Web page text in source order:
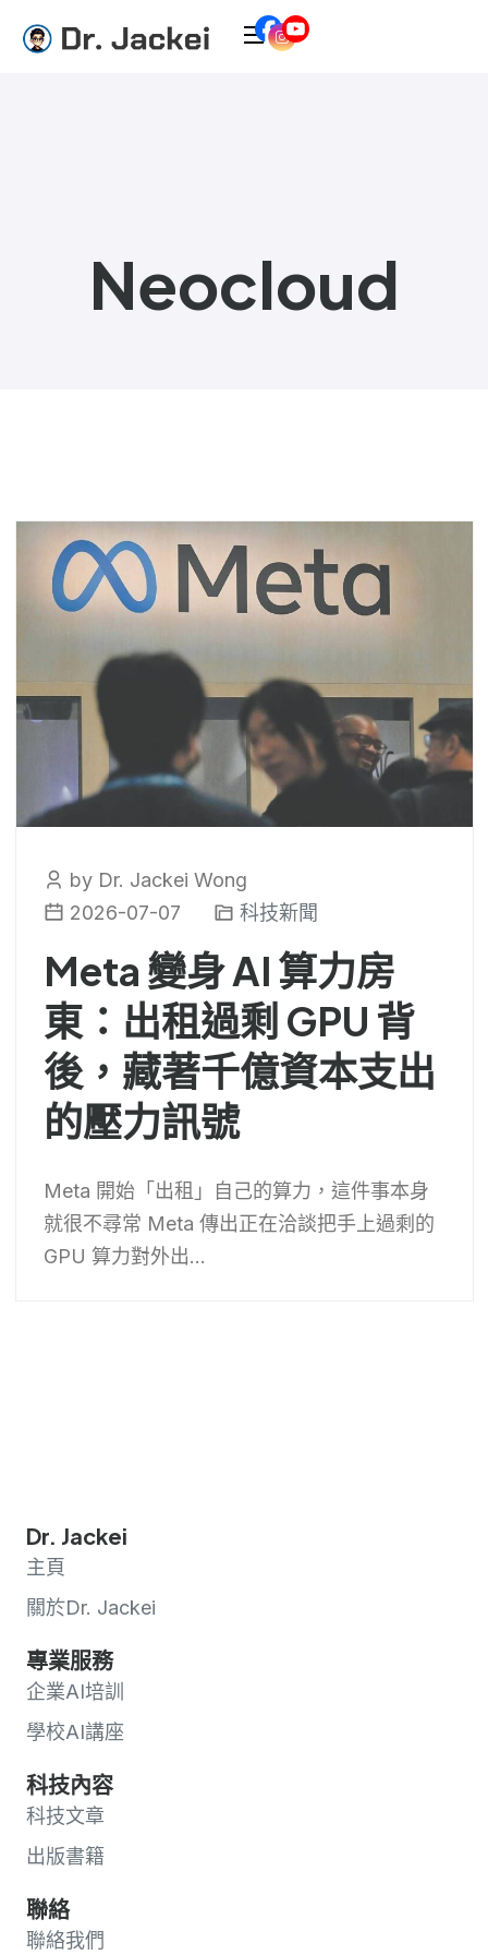
Neocloud
by Dr. Jackei Wong
2026-07-07
科技新聞
Meta 變身 AI 算力房
東：出租過剩 GPU 背
後，藏著千億資本支出
的壓力訊號
Meta 開始「出租」自己的算力，這件事本身
就很不尋常 Meta 傳出正在洽談把手上過剩的
GPU 算力對外出...
Dr. Jackei
主頁
關於Dr. Jackei
專業服務
企業AI培訓
學校AI講座
科技內容
科技文章
出版書籍
聯絡
聯絡我們